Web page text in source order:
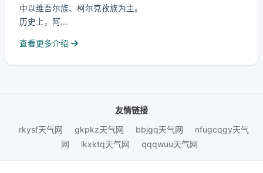
中以维吾尔族、柯尔克孜族为主。
历史上，阿...
查看更多介绍
友情链接
rkysf天气网
gkpkz天气网 bbjgq天气网
nfugcqgy天气
网
ikxktq天气网 qqqwuu天气网